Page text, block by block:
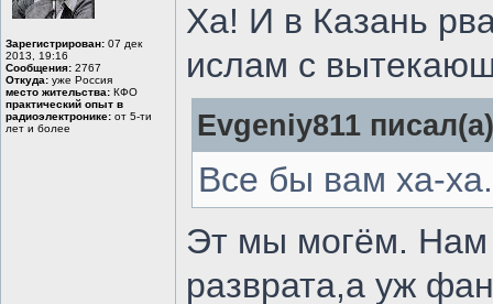
Зарегистрирован: 07 дек
2013, 19:16
Сообщения: 2767
Откуда: уже Россия
место жительства: КФО
практический опыт в
радиоэлектронике: от 5-ти
лет и более
Ха! И в Казань
ислам с
Evgeniy811
Все бы вам ха-ха.
Эт мы могём. Нам
разврата,а уж